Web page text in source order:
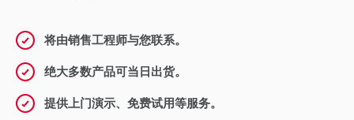
将由销售工程师与您联系。
绝大多数产品可当日出货。
提供上门演示、免费试用等服务。